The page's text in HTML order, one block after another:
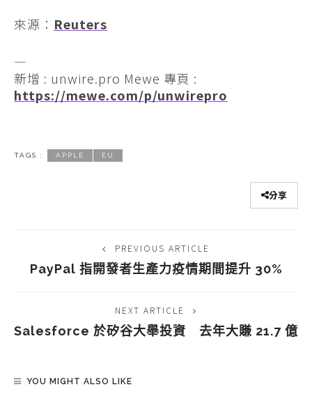
來源： Reuters
—
新增 : unwire.pro Mewe 專頁 :
https://mewe.com/p/unwirepro
TAGS : APPLE EU
分享
PREVIOUS ARTICLE
PayPal 指開發者生產力疫情期間提升 30%
NEXT ARTICLE
Salesforce 於矽谷大舉投資 去年大賺 21.7 億
YOU MIGHT ALSO LIKE